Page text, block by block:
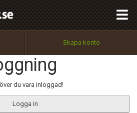
Skapa konto
du vara inloggad!
Logga in
Utför
100%
OK
Tillbaka till förstasidan